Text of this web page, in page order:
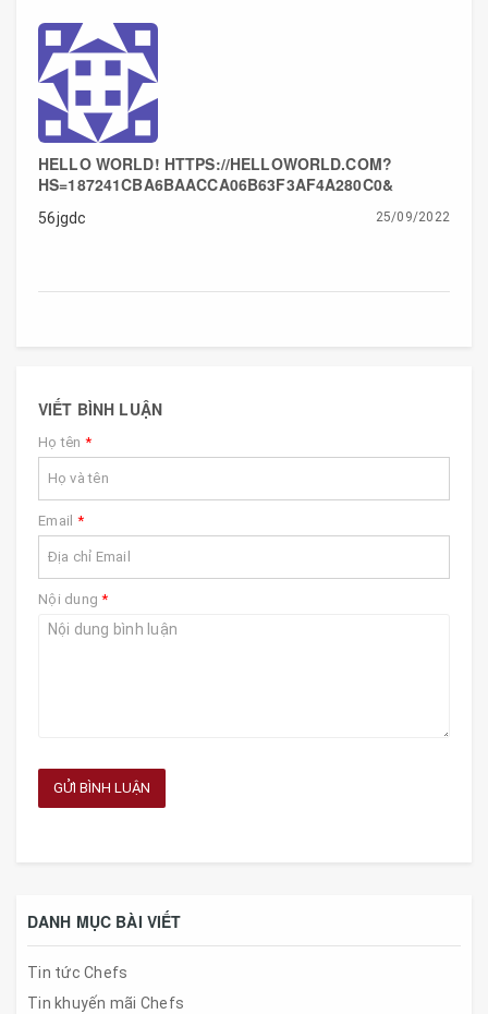
HELLO WORLD! HTTPS://HELLOWORLD.COM?
HS=187241CBA6BAACCA06B63F3AF4A280C0&
25/09/2022
56jgdc
VIẾT BÌNH LUẬN
Họ tên *
Email *
Nội dung*
GỬI BÌNH LUẬN
DANH MỤC BÀI VIẾT
Tin tức Chefs
Tin khuyến mãi Chefs